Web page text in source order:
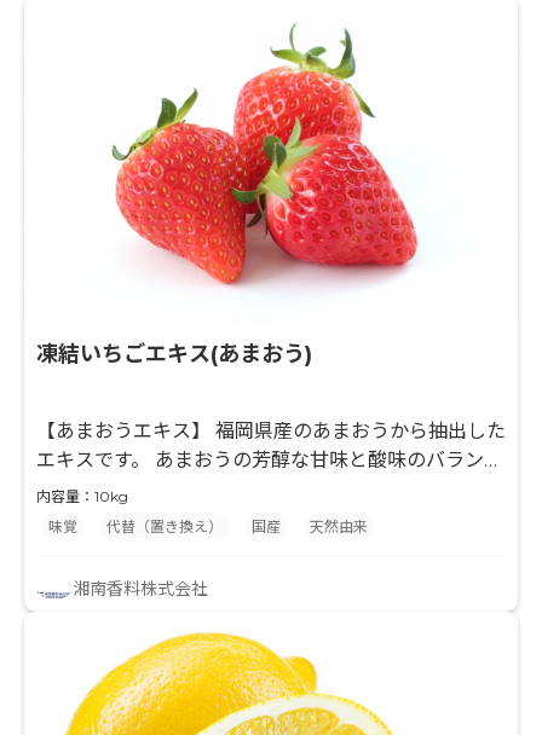
凍結いちごエキス(あまおう)
【あまおうエキス】 福岡県産のあまおうから抽出した
エキスです。 あまおうの芳醇な甘味と酸味のバランス
のとれた風味が特徴です。 【抽出技術】 凍結したフ
ルーツ原料を凍結状態のまま細かく粉砕し、無酸素・
ます。 当社エキスは加熱による変性や酸化劣化を最小
限に抑え、フレッシュなフルーツ本来の味わいを有す
るエキスになります。
内容量：10kg
味覚
代替（置き換え） 国産 天然由来
湘南香料株式会社